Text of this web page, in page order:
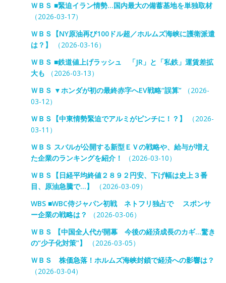
ＷＢＳ ■緊迫イラン情勢…国内最大の備蓄基地を単独取材
（2026-03-17）
ＷＢＳ【NY原油再び100ドル超／ホルムズ海峡に護衛派遣
は？】
（2026-03-16）
ＷＢＳ ■鉄道値上げラッシュ 「JR」と「私鉄」運賃差拡
大も （2026-03-13）
ＷＢＳ ▼ホンダが初の最終赤字へEV戦略“誤算”（2026-
03-12）
ＷＢＳ【中東情勢緊迫でアルミがピンチに！？】
（2026-
03-11）
ＷＢＳ スバルが公開する新型ＥＶの戦略や、給与が増え
た企業のランキングを紹介！
（2026-03-10）
ＷＢＳ【日経平均終値２８９２円安、下げ幅は史上３番
目、原油急騰で…】
（2026-03-09）
WBS ■WBC侍ジャパン初戦 ネトフリ独占で スポンサ
ー企業の戦略は？
（2026-03-06）
ＷＢＳ 【中国全人代が開幕 今後の経済成長のカギ…驚き
の“少子化対策”】
（2026-03-05）
ＷＢＳ 株価急落！ホルムズ海峡封鎖で経済への影響は？
（2026-03-04）